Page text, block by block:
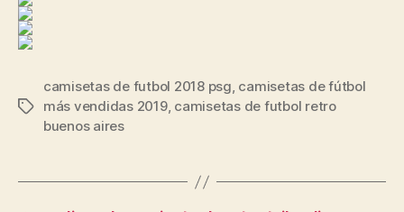
Etiquetas
camisetas de futbol 2018 psg, camisetas de fútbol
más vendidas 2019, camisetas de futbol retro
buenos aires